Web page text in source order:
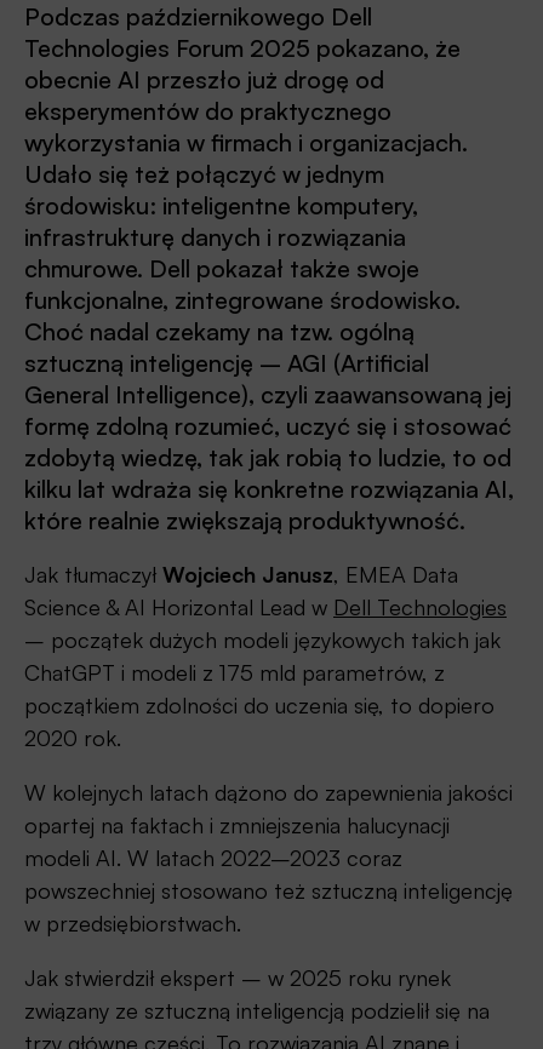
Podczas październikowego Dell
Technologies Forum 2025 pokazano, że
obecnie AI przeszło już drogę od
eksperymentów do praktycznego
wykorzystania w firmach i organizacjach.
Udało się też połączyć w jednym
środowisku: inteligentne komputery,
infrastrukturę danych i rozwiązania
chmurowe. Dell pokazał także swoje
funkcjonalne, zintegrowane środowisko.
Choć nadal czekamy na tzw. ogólną
sztuczną inteligencję – AGI (Artificial
General Intelligence), czyli zaawansowaną jej
formę zdolną rozumieć, uczyć się i stosować
zdobytą wiedzę, tak jak robią to ludzie, to od
kilku lat wdraża się konkretne rozwiązania AI,
które realnie zwiększają produktywność.
Jak tłumaczył Wojciech Janusz, EMEA Data
Science & AI Horizontal Lead w Dell Technologies
– początek dużych modeli językowych takich jak
ChatGPT i modeli z 175 mld parametrów, z
początkiem zdolności do uczenia się, to dopiero
2020 rok.
W kolejnych latach dążono do zapewnienia jakości
opartej na faktach i zmniejszenia halucynacji
modeli AI. W latach 2022–2023 coraz
powszechniej stosowano też sztuczną inteligencję
w przedsiębiorstwach.
Jak stwierdził ekspert – w 2025 roku rynek
związany ze sztuczną inteligencją podzielił się na
trzy główne części. To rozwiązania AI znane i